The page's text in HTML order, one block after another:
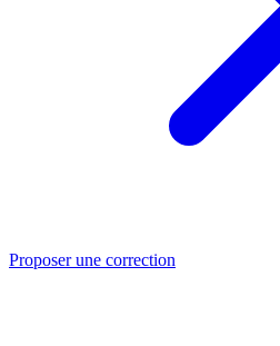
Proposer une correction